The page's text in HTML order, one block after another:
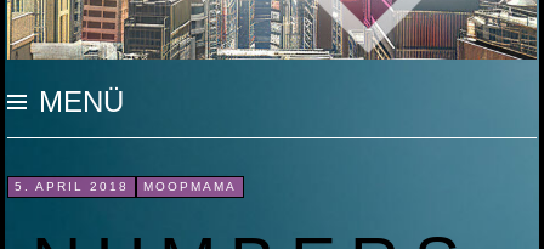
MENÜ
INHALT
5. APRIL 2018 MOOPMAMA